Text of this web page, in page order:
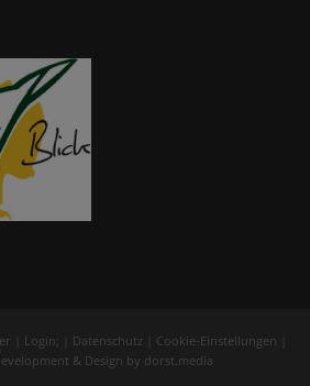
| Login; | Datenschutz Cookie-Einstellungen
& Design by dorst.media